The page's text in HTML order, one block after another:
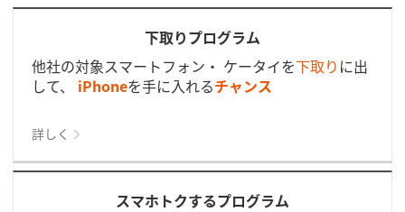
下取りプログラム
他社の対象スマートフォン・ ケータイを下取り に出
して、 iPhoneを手に入れるチャンス
詳しく
スマホトクするプログラム